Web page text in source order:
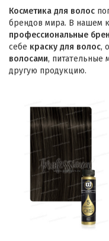
Косметика для волос
брендов мира. В нашем
профессиональные
себе краску для волос,
волосами, питательные
другую продукцию.